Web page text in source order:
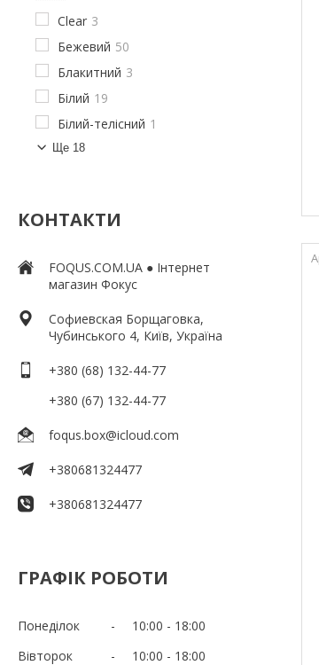
Clear 3
Бежевий 50
Блакитний 3
Білий 19
Білий-телісний 1
Ще 18
КОНТАКТИ
FOQUS.COM.UA ● Інтернет
магазин Фокус
Софиевская Борщаговка,
Чубинського 4, Київ, Україна
+380 (68) 132-44-77
+380 (67) 132-44-77
foqus.box@icloud.com
+380681324477
+380681324477
ГРАФІК РОБОТИ
Понеділок 10:00
18:00
Вівторок
10:00
18:00